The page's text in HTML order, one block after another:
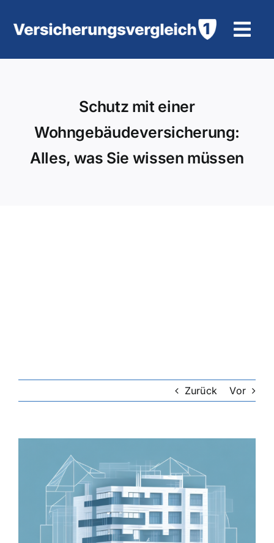
Inhalt
KFZ-Versicherung
Lebensversicherung
Hundekrankenversicherung
Schutz mit einer
Wohngebäudeversicherung:
Alles, was Sie wissen müssen
Zurück Vor
grösseres